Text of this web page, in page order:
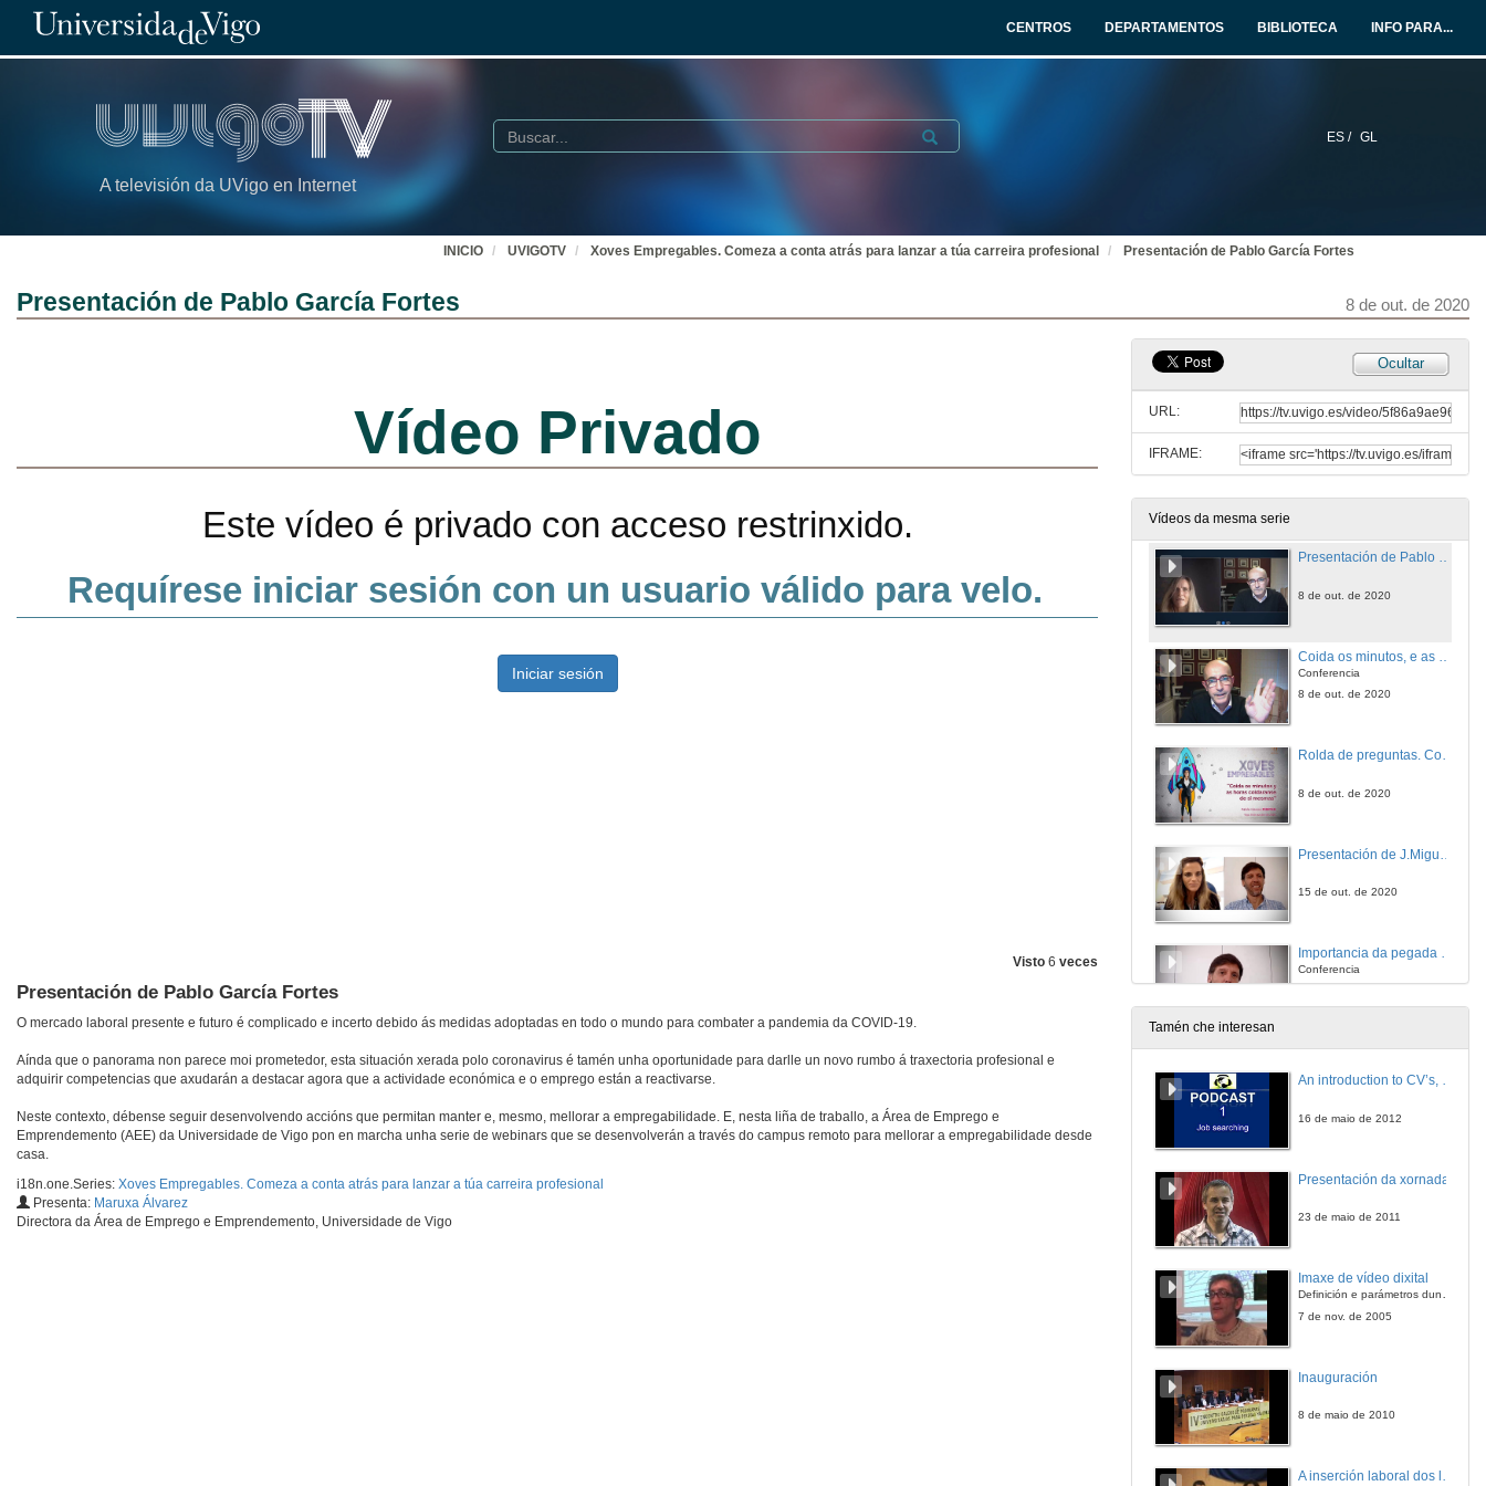
CENTROS DEPARTAMENTOS BIBLIOTECA INFO PARA...
A televisión da UVigo en Internet
ES / GL
Buscar Submit
INICIO UVIGOTV Xoves Empregables. Comeza a conta atrás para lanzar a túa carreira profesional Presentación de Pablo García Fortes
Presentación de Pablo García Fortes 8 de out. de 2020
Visto 6 veces
Presentación de Pablo García Fortes
O mercado laboral presente e futuro é complicado e incerto debido ás medidas adoptadas en todo o mundo para combater a pandemia da COVID-19.
Aínda que o panorama non parece moi prometedor, esta situación xerada polo coronavirus é tamén unha oportunidade para darlle un novo rumbo á traxectoria profesional e
adquirir competencias que axudarán a destacar agora que a actividade económica e o emprego están a reactivarse.
Neste contexto, débense seguir desenvolvendo accións que permitan manter e, mesmo, mellorar a empregabilidade. E, nesta liña de traballo, a Área de Emprego e
Emprendemento (AEE) da Universidade de Vigo pon en marcha unha serie de webinars que se desenvolverán a través do campus remoto para mellorar a empregabilidade desde
casa.
i18n.one.Series: Xoves Empregables. Comeza a conta atrás para lanzar a túa carreira profesional
Presenta: Maruxa Álvarez
Directora da Área de Emprego e Emprendemento, Universidade de Vigo
Ocultar
URL:
IFRAME:
Vídeos da mesma serie
Actitude emprendedora? Póñame cuarto e medio
1 de out. de 2020
Curriculo 10. Aprende a venderte
Conferencia
Rolda de preguntas. Curriculo 10. Aprende a venderte
1 de out. de 2020
Presentación de Pablo García Fortes
8 de out. de 2020
Conferencia
8 de out. de 2020
Rolda de preguntas. Coida os minutos, e as horas coidaranse de si mesmas
8 de out. de 2020
15 de out. de 2020
Importancia da pegada dixital: posicionamento e frotalezas das diferentes RRSS
Conferencia
Rolda de preguntas. Importancia da pegada dixital: posicionamento e frotalezas das diferentes RRSS
22 de out. de 2020
22 de out. de 2020
Tamén che interesan
An introduction to CV’s, letters, and job searching
16 de maio de 2012
Presentación da xornada
23 de maio de 2011
Imaxe de vídeo dixital
Definición e parámetros dunha imaxe dixital. Resolución e Aspecto. Profundidade da cor. Compresión. Frame por segundo. Entrelazado. Campos, cadros
7 de nov. de 2005
Inauguración
8 de maio de 2010
A inserción laboral dos licenciados en Ciencias do Mar: a carreira investigadora